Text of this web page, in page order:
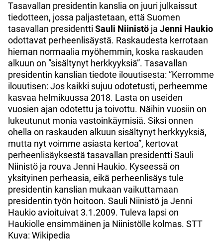
Tasavallan presidentin kanslia on juuri julkaissut
tiedotteen, jossa paljastetaan, että Suomen
tasavallan presidentti Sauli Niinistö ja Jenni Haukio
odottavat perheenlisäystä. Raskaudesta kerrotaan
hieman normaalia myöhemmin, koska raskauden
alkuun on ”sisältynyt herkkyyksiä”. Tasavallan
presidentin kanslian tiedote ilouutisesta: ”Kerromme
ilouutisen: Jos kaikki sujuu odotetusti, perheemme
kasvaa helmikuussa 2018. Lasta on useiden
vuosien ajan odotettu ja toivottu. Näihin vuosiin on
lukeutunut monia vastoinkäymisiä. Siksi onnen
ohella on raskauden alkuun sisältynyt herkkyyksiä,
mutta nyt voimme asiasta kertoa”, kertovat
perheenlisäyksestä tasavallan presidentti Sauli
Niinistö ja rouva Jenni Haukio. Kyseessä on
yksityinen perheasia, eikä perheenlisäys tule
presidentin kanslian mukaan vaikuttamaan
presidentin työn hoitoon. Sauli Niinistö ja Jenni
Haukio avioituivat 3.1.2009. Tuleva lapsi on
Haukiolle ensimmäinen ja Niinistölle kolmas. STT
Kuva: Wikipedia